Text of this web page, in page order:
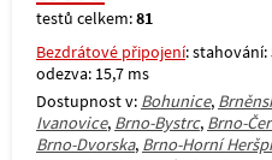
testů celkem:81
Bezdrátové připojení: stahování:
odezva: 15,7 ms
Dostupnost v: Bohunice,
Ivanovice, Brno-Bystrc, Brno-
Brno-Dvorska, Brno-Horní